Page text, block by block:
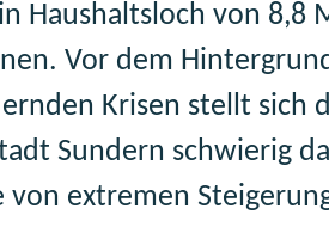
Haushaltsloch von 8,8
Vor dem
Krisen stellt sich
Sundern schwierig
von extremen